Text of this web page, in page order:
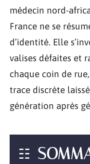
médecin nord-
France ne se
d’identité. Elle
valises défaites et
chaque coin de
trace discrète
génération après